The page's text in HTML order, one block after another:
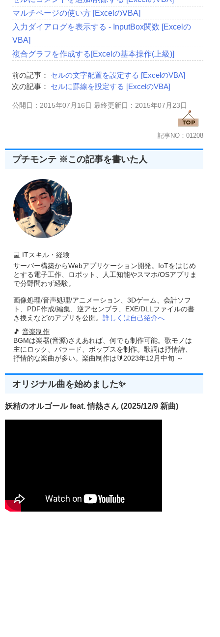
マルチページの使い方 [ExcelのVBA]
入力ダイアログを表示する - InputBox関数 [Excelの
VBA]
複合グラフを作成する[Excelの基本操作(上級)]
前の記事：
セルの文字配置を設定する [ExcelのVBA]
次の記事：
セルに罫線を設定する [ExcelのVBA]
公開日：2015年07月16日 最終更新日：2015年07月23日
記事NO：01208
プチモンテ ※この記事を書いた人
💻 ITスキル・経験
サーバー構築からWebアプリケーション開発。IoTをはじめ
とする電子工作、ロボット、人工知能やスマホ/OSアプリま
で分野問わず経験。
画像処理/音声処理/アニメーション、3Dゲーム、会計ソフ
ト、PDF作成/編集、逆アセンブラ、EXE/DLLファイルの書
き換えなどのアプリを公開。 詳しくは自己紹介へ
🎵 音楽制作
BGMは楽器(音源)さえあれば、何でも制作可能。歌モノは
主にロック、バラード、ポップスを制作。歌詞は抒情詩、
抒情的な楽曲が多い。楽曲制作は🔰2023年12月中旬 ～
オリジナル曲を始めました✨
妖精のオルゴール feat. 情熱さん (2025/12/9 新曲)